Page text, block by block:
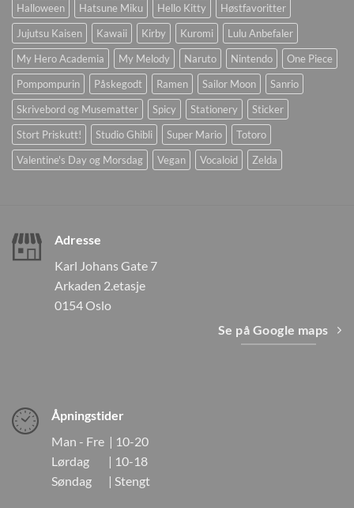
Halloween
Hatsune Miku Hello Kitty
Høstfavoritter
Jujutsu Kaisen
Kawaii Kirby Kuromi
Lulu Anbefaler
My Hero Academia
My Melody Naruto Nintendo
One Piece
Pompompurin
Påskegodt Ramen Sailor Moon
Sanrio
Skrivebord og Musematter
Spicy Stationery
Sticker
Stort Priskutt!
Studio Ghibli Super Mario
Totoro
Valentine's Day og Morsdag
Vegan Vocaloid Zelda
Adresse
Karl Johans Gate 7
Arkaden 2.etasje
0154 Oslo
Se på Google maps
Åpningstider
Man - Fre | 10-20
Lørdag | 10-18
Søndag | Stengt